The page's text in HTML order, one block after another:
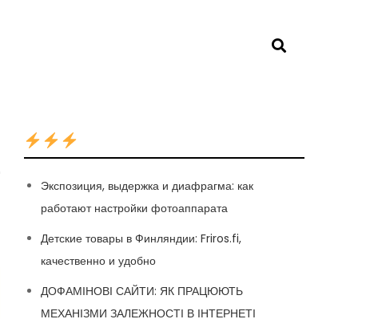
Экспозиция, выдержка и диафрагма: как
работают настройки фотоаппарата
Детские товары в Финляндии: Friros.fi,
качественно и удобно
ДОФАМІНОВІ САЙТИ: ЯК ПРАЦЮЮТЬ
МЕХАНІЗМИ ЗАЛЕЖНОСТІ В ІНТЕРНЕТІ